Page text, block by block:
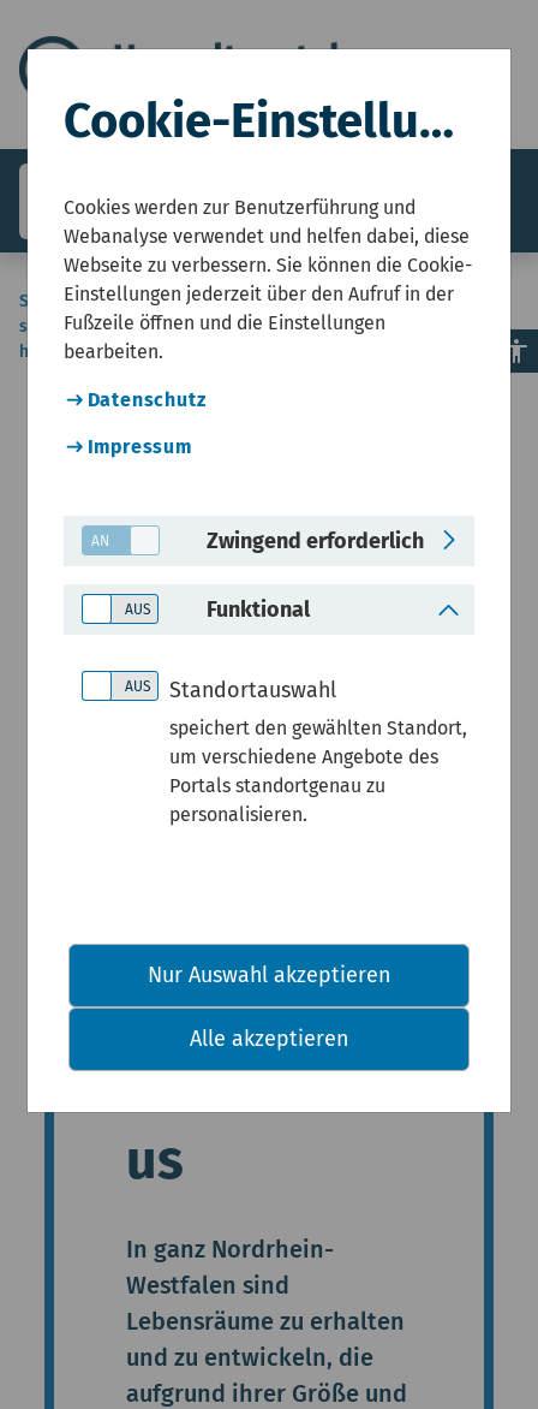
search menuMenü
Sie
sind
hier:
Start
Umweltzustandsbericht NRW
Natur, Ländliche Räume
Naturerbe und Naturschutz
Entwicklung und Zustand von Gebieten mit und
Entwicklun
g und
Zustand
von
mit und
ohne
Schutzstat
us
In ganz Nordrhein-
Westfalen sind
Lebensräume zu erhalten
und zu entwickeln, die
aufgrund ihrer Größe und
Cookie-Einstellungen
Cookies werden zur Benutzerführung und
Webanalyse verwendet und helfen dabei, diese
Webseite zu verbessern. Sie können die Cookie-
Einstellungen jederzeit über den Aufruf in der
Fußzeile öffnen und die Einstellungen
bearbeiten.
Datenschutz
Impressum
Zwingend erforderlich
Funktional
Standortauswahl
speichert den gewählten Standort,
um verschiedene Angebote des
Portals standortgenau zu
personalisieren.
Nur Auswahl akzeptieren
Alle akzeptieren
accessibility